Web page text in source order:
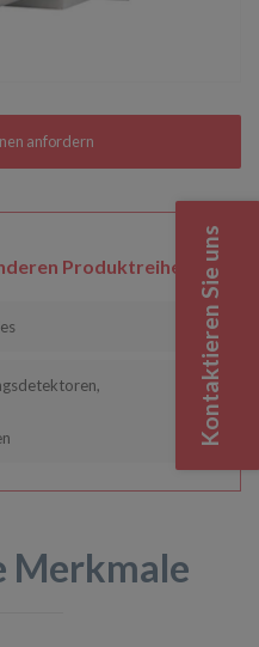
Produktreihen
Merkmale
Kontaktieren Sie uns